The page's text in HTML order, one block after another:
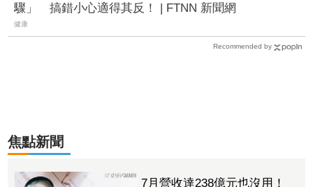
驟」 搞錯小心適得其反！ | FTNN 新聞網
健康
Recommended by
焦點新聞
7月營收達238億元也沒用！